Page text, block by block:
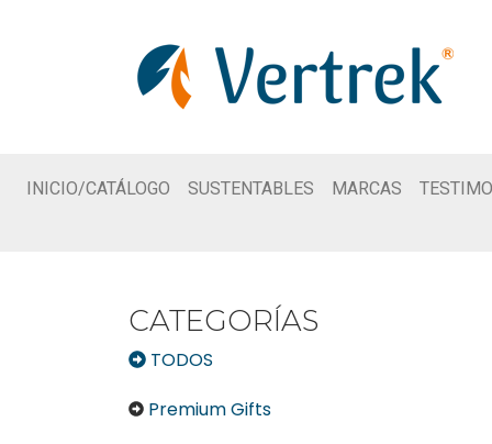
INICIO/CATÁLOGO SUSTENTABLES MARCAS
CATEGORÍAS
TODOS
Premium Gifts